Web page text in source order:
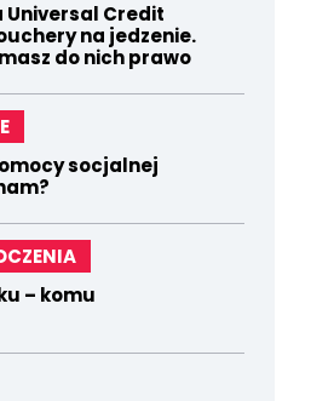
Universal Credit
na jedzenie.
do nich prawo
socjalnej
– komu